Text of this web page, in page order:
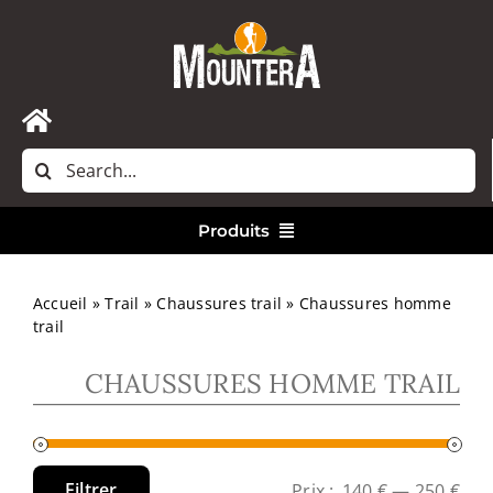
Toggle
Navigation
Accueil
Rechercher:
Produits
Bivouac
Accueil »Trail »Chaussures trail » Chaussures homme
trail
CHAUSSURES HOMME TRAIL